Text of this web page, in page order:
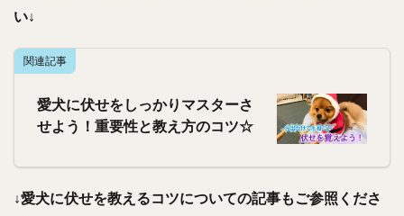
い↓
関連記事
愛犬に伏せをしっかりマスターさ
せよう！重要性と教え方のコツ☆
↓愛犬に伏せを教えるコツについての記事もご参照くださ